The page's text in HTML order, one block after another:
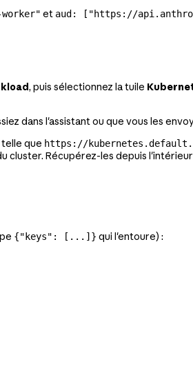
et aud: ["https://
, puis sélectionnez la tuile
dans l'assistant ou que vous les
que https://
cluster. Récupérez-les depuis
{"keys": [...]} qui l'entoure) :